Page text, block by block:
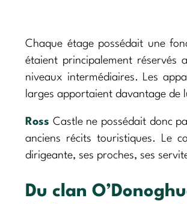
Chaque étage possédait une
étaient principalement réservés
niveaux intermédiaires. Les
larges apportaient davantage de
Ross Castle ne possédait donc
anciens récits touristiques. Le
dirigeante, ses proches, ses
Du clan